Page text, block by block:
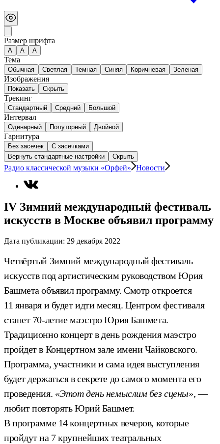
Размер шрифта
А A A
Тема
Обычная Светлая Темная Синяя Коричневая Зеленая
Изображения
Показать Скрыть
Трекинг
Стандартный Средний Большой
Интервал
Одинарный Полуторный Двойной
Гарнитура
Без засечек
С засечками
Вернуть стандартные настройки
Скрыть
Радио классической музыки «Орфей» Новости
IV Зимний международный фестиваль
искусств в Москве объявил программу
Дата публикации: 29 декабря 2022
Четвёртый Зимний международный фестиваль
искусств под артистическим руководством Юрия
Башмета объявил программу. Смотр откроется
11 января и будет идти месяц. Центром фестиваля
станет 70-летие маэстро Юрия Башмета.
Традиционно концерт в день рождения маэстро
пройдет в Концертном зале имени Чайковского.
Программа, участники и сама идея выступления
будет держаться в секрете до самого момента его
проведения. «Этот день немыслим без сцены»,—
любит повторять Юрий Башмет.
В программе 14 концертных вечеров, которые
пройдут на 7 крупнейших театральных